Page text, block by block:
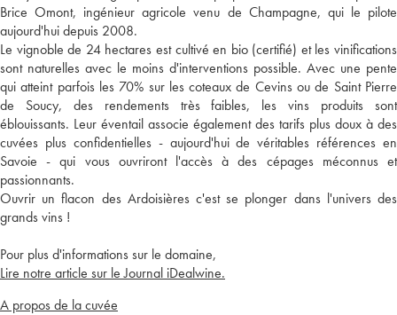
Brice Omont, ingénieur agricole venu de Champagne, qui le pilote
aujourd'hui depuis 2008.
Le vignoble de 24 hectares est cultivé en bio (certifié) et les vinifications
sont naturelles avec le moins d'interventions possible. Avec une pente
qui atteint parfois les 70% sur les coteaux de Cevins ou de Saint Pierre
de Soucy, des rendements très faibles, les vins produits sont
éblouissants. Leur éventail associe également des tarifs plus doux à des
cuvées plus confidentielles - aujourd'hui de véritables références en
Savoie - qui vous ouvriront l'accès à des cépages méconnus et
passionnants.
Ouvrir un flacon des Ardoisières c'est se plonger dans l'univers des
grands vins !
Pour plus d'informations sur le domaine,
Lire notre article sur le Journal iDealwine.
A propos de la cuvée